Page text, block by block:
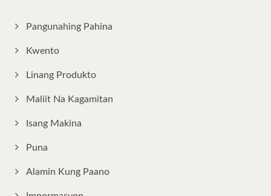
Pangunahing Pahina
Kwento
Linang Produkto
Maliit Na Kagamitan
Isang Makina
Puna
Alamin Kung Paano